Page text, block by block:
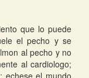
que lo puede
el pecho y se
al pecho y no
al cardiologo;
echese el mundo